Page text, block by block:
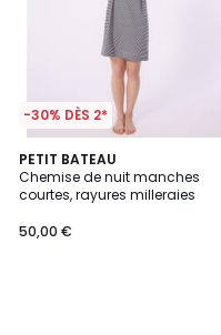
-30% DÈS 2*
PETIT BATEAU
Chemise de nuit manches
courtes, rayures milleraies
50,00 €